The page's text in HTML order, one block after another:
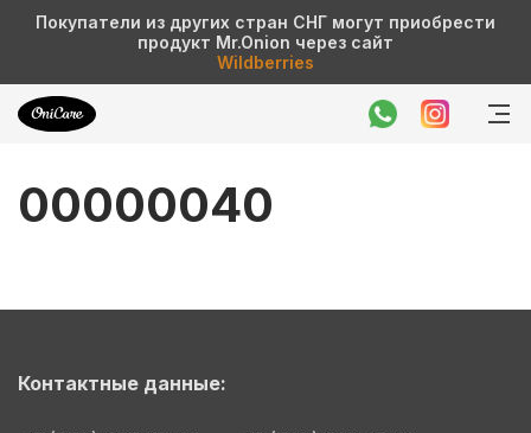
Покупатели из других стран СНГ могут приобрести
продукт Mr.Onion через сайт
Wildberries
00000040
Контактные данные: